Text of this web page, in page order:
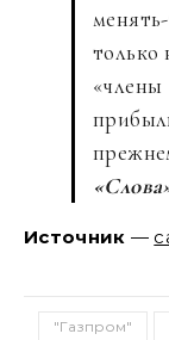
только
Источник —
"Газпром"